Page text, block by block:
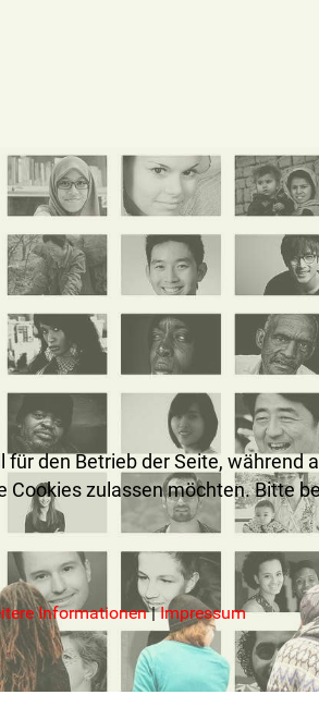
den Betrieb der Seite,
zulassen möchten. Bitte
Informationen|Impressum